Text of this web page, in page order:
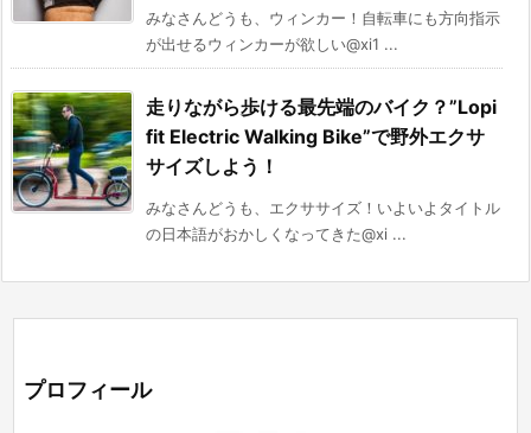
みなさんどうも、ウィンカー！自転車にも方向指示
が出せるウィンカーが欲しい@xi1 ...
走りながら歩ける最先端のバイク？”Lopi
fit Electric Walking Bike”で野外エクサ
サイズしよう！
みなさんどうも、エクササイズ！いよいよタイトル
の日本語がおかしくなってきた@xi ...
プロフィール